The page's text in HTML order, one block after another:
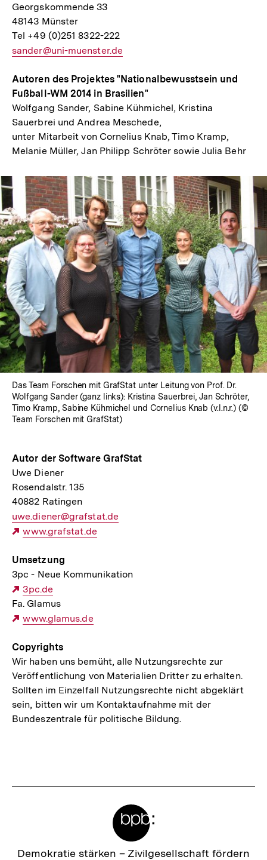
Georgskommende 33
48143 Münster
Tel +49 (0)251 8322-222
E-
Link:
sander@uni-muenster.de
Autoren des Projektes "Nationalbewusstsein und
Fußball-WM 2014 in Brasilien"
Wolfgang Sander, Sabine Kühmichel, Kristina
Sauerbrei und Andrea Meschede,
unter Mitarbeit von Cornelius Knab, Timo Kramp,
Melanie Müller, Jan Philipp Schröter sowie Julia Behr
Das Team Forschen mit GrafStat unter Leitung von Prof. Dr.
Wolfgang Sander (ganz links): Kristina Sauerbrei, Jan Schröter,
Timo Kramp, Sabine Kühmichel und Cornelius Knab (v.l.n.r.) (©
Team Forschen mit GrafStat)
Autor der Software GrafStat
Uwe Diener
Rosendalstr. 135
40882 Ratingen
E-
Mail
uwe.diener@grafstat.de
Externer
www.grafstat.de
Umsetzung
3pc - Neue Kommunikation
Externer
Link:
3pc.de
Fa. Glamus
Externer
www.glamus.de
Copyrights
Wir haben uns bemüht, alle Nutzungsrechte zur
Veröffentlichung von Materialien Dritter zu erhalten.
Sollten im Einzelfall Nutzungsrechte nicht abgeklärt
sein, bitten wir um Kontaktaufnahme mit der
Bundeszentrale für politische Bildung.
Zur
Demokratie stärken – Zivilgesellschaft fördern